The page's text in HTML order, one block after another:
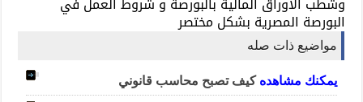
البورصة المصرية بشكل مختصر
مواضيع ذات صله
يمكنك مشاهدهكيف تصبح محاسب قانوني